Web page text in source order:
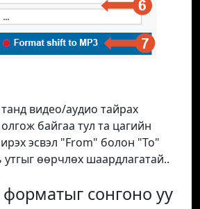
видео/аудио тайрах
байгаа тул та цагийн
эсвэл "From" болон "To"
утгыг өөрчлөх шаардлагатай..
сонгоно уу